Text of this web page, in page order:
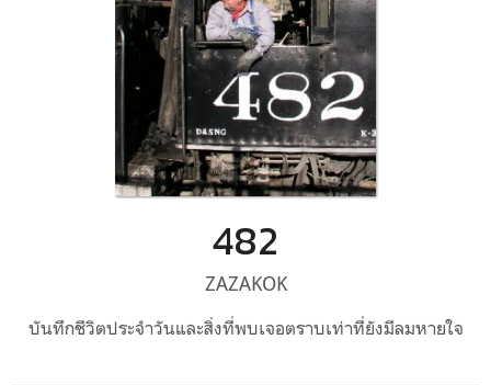
482
ZAZAKOK
บันทึกชีวิตประจำวันและสิ่งที่พบเจอตราบเท่าที่ยังมีลมหายใจ